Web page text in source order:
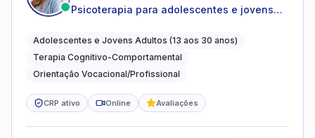
Psicoterapia para adolescentes e jovens
autoestima, relações e orientação
profissional
Adolescentes e Jovens Adultos (13 aos 30 anos)
Terapia Cognitivo-Comportamental
Orientação Vocacional/Profissional
CRP ativo Online Avaliações